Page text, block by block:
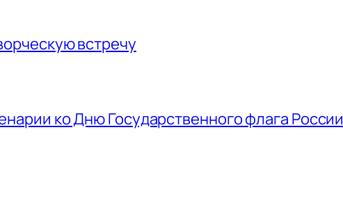
встречу
ко Дню Государственного флага России